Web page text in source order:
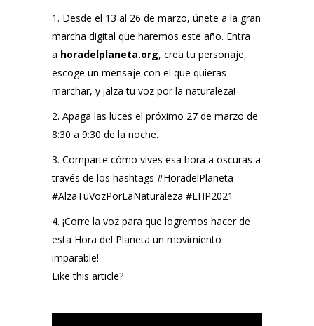
1. Desde el 13 al 26 de marzo, únete a la gran
marcha digital que haremos este año. Entra
a horadelplaneta.org, crea tu personaje,
escoge un mensaje con el que quieras
marchar, y ¡alza tu voz por la naturaleza!
2. Apaga las luces el próximo 27 de marzo de
8:30 a 9:30 de la noche.
3. Comparte cómo vives esa hora a oscuras a
través de los hashtags #HoradelPlaneta
#AlzaTuVozPorLaNaturaleza #LHP2021
4. ¡Corre la voz para que logremos hacer de
esta Hora del Planeta un movimiento
imparable!
Like this article?